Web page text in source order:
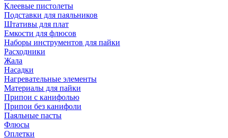
Клеевые пистолеты
Подставки для паяльников
Штативы для плат
Емкости для флюсов
Наборы инструментов для пайки
Расходники
Жала
Насадки
Нагревательные элементы
Материалы для пайки
Припои с канифолью
Припои без канифоли
Паяльные пасты
Флюсы
Оплетки